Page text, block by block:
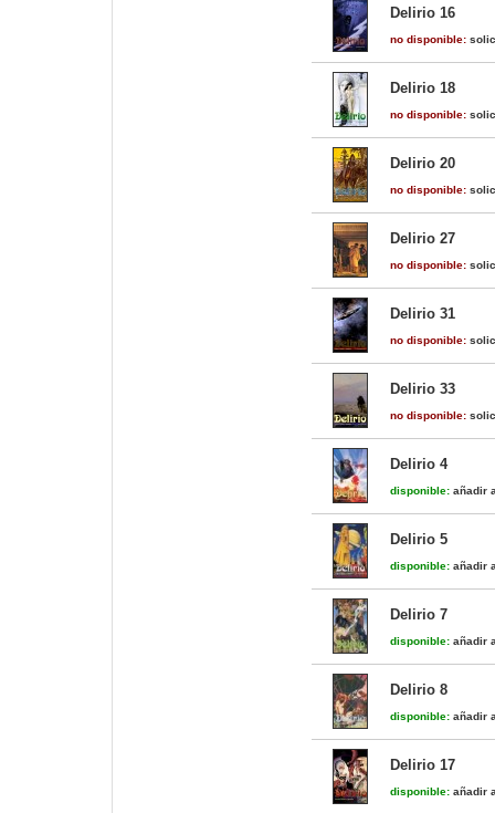
Delirio 16
no disponible:
Delirio 18
no disponible:
Delirio 20
no disponible:
Delirio 27
no disponible:
Delirio 31
no disponible:
Delirio 33
no disponible:
Delirio 4
disponible: añadir
Delirio 5
disponible: añadir
Delirio 7
disponible: añadir
Delirio 8
disponible: añadir
Delirio 17
disponible: añadir